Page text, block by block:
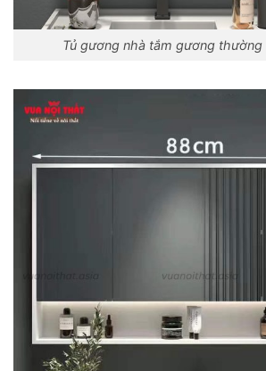
Tủ gương nhà tắm gương